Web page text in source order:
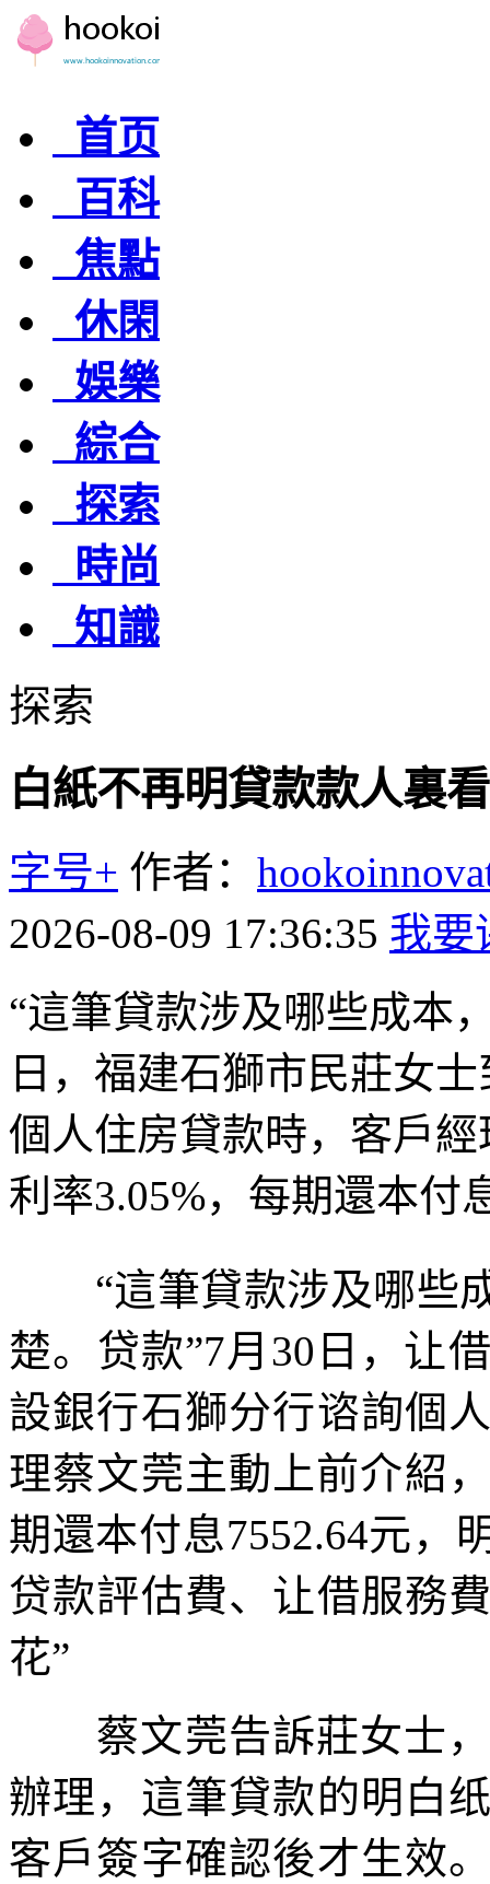
首页
百科
焦點
休閑
娛樂
綜合
探索
時尚
知識
探索
白紙不再明貸款款人裏
字号+ 作者：
2026-08-09 17:36:35 我要
“這筆貸款涉及哪些成本
日，福建石獅市民莊女
個人住房貸款時，客戶
利率3.05%，每期還本付
“這筆貸款涉及哪些成
楚。贷款”7月30日，让
設銀行石獅分行谘詢個
理蔡文莞主動上前介紹
期還本付息7552.64元，
贷款評估費、让借服務
花”
蔡文莞告訴莊女士，
辦理，這筆貸款的明白
客戶簽字確認後才生效